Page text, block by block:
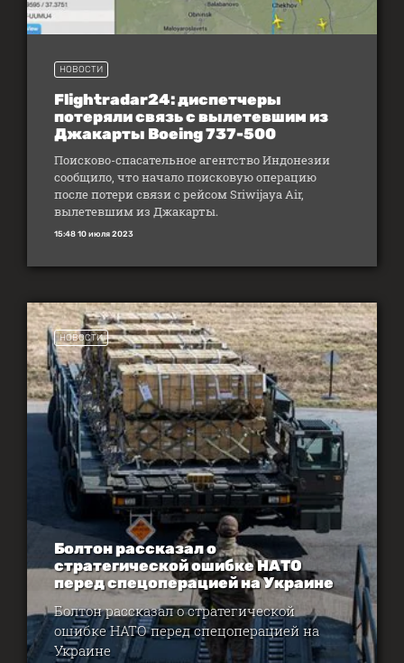
НОВОСТИ
Flightradar24: диспетчеры
потеряли связь с вылетевшим из
Джакарты Boeing 737-500
Поисково-спасательное агентство Индонезии
сообщило, что начало поисковую операцию
после потери связи с рейсом Sriwijaya Air,
вылетевшим из Джакарты.
15:48 10 июля 2023
НОВОСТИ
Болтон рассказал о
стратегической ошибке НАТО
перед спецоперацией на Украине
Болтон рассказал о стратегической
ошибке НАТО перед спецоперацией на
Украине